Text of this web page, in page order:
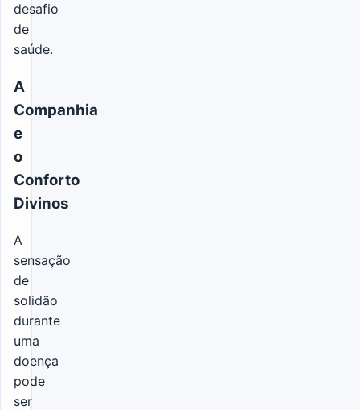
desafio
de
saúde.
A
Companhia
e
o
Conforto
Divinos
A
sensação
de
solidão
durante
uma
doença
pode
ser